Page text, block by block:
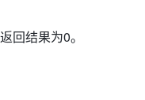
回结果为0。